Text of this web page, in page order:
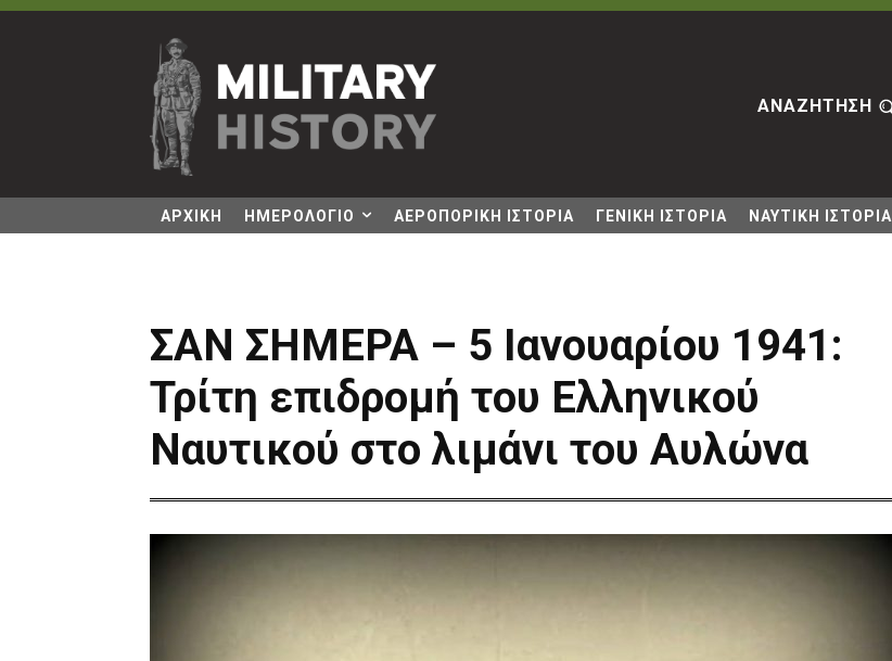
ΑΝΑΖΗΤΗΣΗ
ΑΡΧΙΚΗ ΗΜΕΡΟΛΟΓΙΟ ΑΕΡΟΠΟΡΙΚΗ ΙΣΤΟΡΙΑ ΓΕΝΙΚΗ ΙΣΤΟΡΙΑ ΝΑΥΤΙΚΗ ΙΣΤΟΡΙΑ
ΣΑΝ ΣΗΜΕΡΑ – 5 Ιανουαρίου 1941:
Τρίτη επιδρομή του Ελληνικού
Ναυτικού στο λιμάνι του Αυλώνα